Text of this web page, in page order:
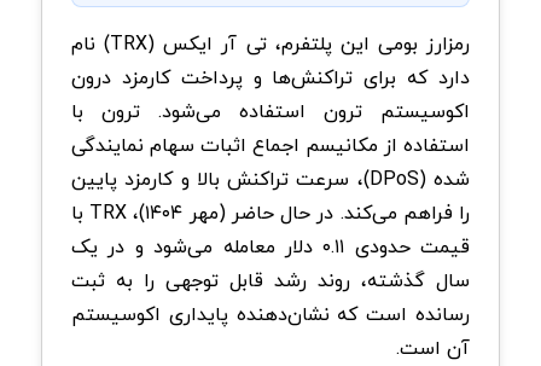
رمزارز بومی این پلتفرم، تی آر‌ ایکس (TRX) نام
دارد که برای تراکنش‌ها و پرداخت کارمزد درون
اکوسیستم ترون استفاده می‌شود. ترون با
استفاده از مکانیسم اجماع اثبات سهام نمایندگی
شده (DPoS)، سرعت تراکنش بالا و کارمزد پایین
را فراهم می‌کند. در حال حاضر (مهر ۱۴۰۴)، TRX با
قیمت حدودی ۰.۱۱ دلار معامله می‌شود و در یک
سال گذشته، روند رشد قابل توجهی را به ثبت
رسانده است که نشان‌دهنده پایداری اکوسیستم
آن است.